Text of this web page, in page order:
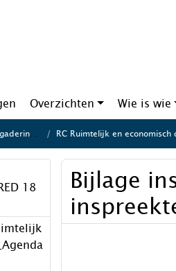
Overzichten Wie is wie
RC Ruimtelijk en economisch
18
Bijlage